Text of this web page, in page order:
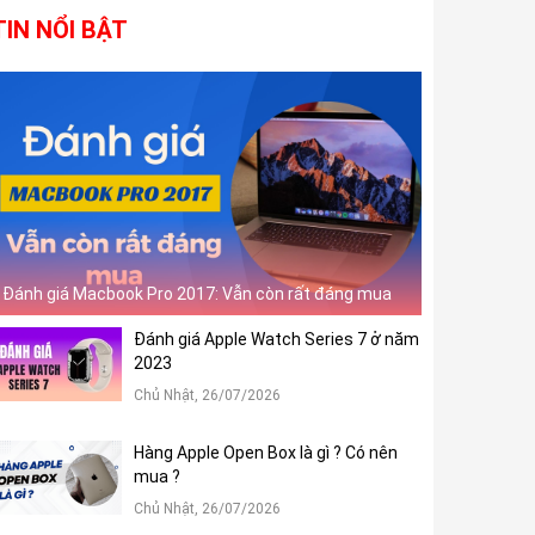
NỔI BẬT
Đánh giá Macbook Pro 2017: Vẫn còn rất đáng mua
Đánh giá Apple Watch Series 7 ở năm
2023
Chủ Nhật, 26/07/2026
Hàng Apple Open Box là gì ? Có nên
mua ?
Chủ Nhật, 26/07/2026